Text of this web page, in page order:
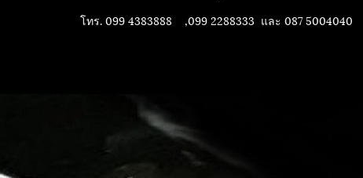
โทร. 099 4383888 ,099 2288333 และ 087